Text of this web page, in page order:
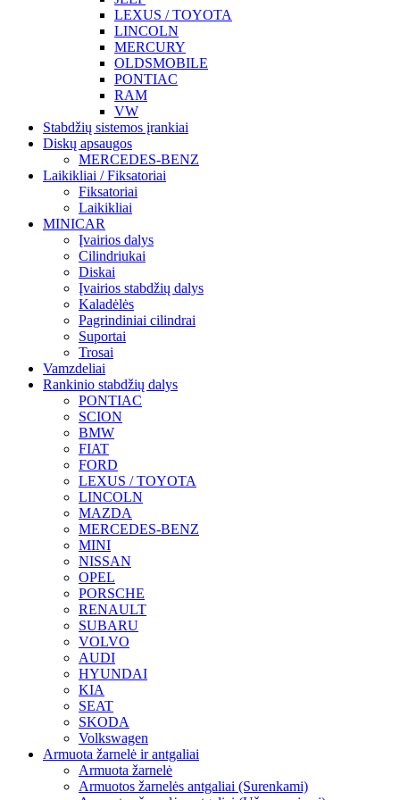
LEXUS / TOYOTA
LINCOLN
MERCURY
OLDSMOBILE
PONTIAC
RAM
VW
Stabdžių sistemos įrankiai
Diskų apsaugos
MERCEDES-BENZ
Laikikliai / Fiksatoriai
Fiksatoriai
Laikikliai
MINICAR
Įvairios dalys
Cilindriukai
Diskai
Įvairios stabdžių dalys
Kaladėlės
Pagrindiniai cilindrai
Suportai
Trosai
Vamzdeliai
Rankinio stabdžių dalys
PONTIAC
SCION
BMW
FIAT
FORD
LEXUS / TOYOTA
LINCOLN
MAZDA
MERCEDES-BENZ
MINI
NISSAN
OPEL
PORSCHE
RENAULT
SUBARU
VOLVO
AUDI
HYUNDAI
KIA
SEAT
SKODA
Volkswagen
Armuota žarnelė ir antgaliai
Armuota žarnelė
Armuotos žarnelės antgaliai (Surenkami)